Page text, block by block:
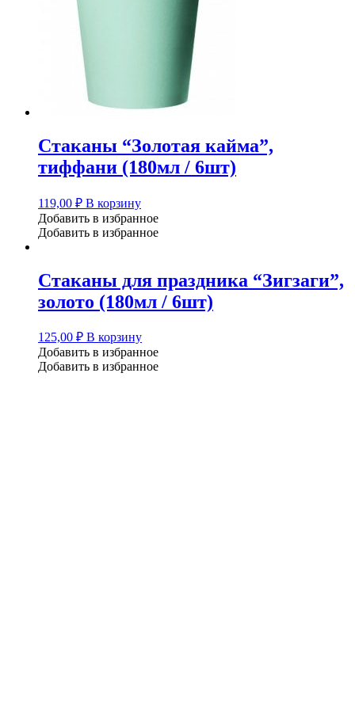
Стаканы “Золотая кайма”,
тиффани (180мл / 6шт)
119,00 ₽ В корзину
Добавить в избранное
Добавить в избранное
Стаканы для праздника “Зигзаги”,
золото (180мл / 6шт)
125,00 ₽ В корзину
Добавить в избранное
Добавить в избранное